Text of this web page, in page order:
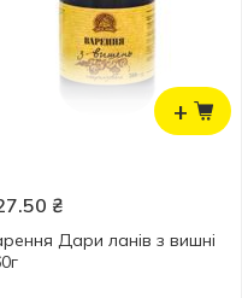
+
₴
Дари ланів з вишні